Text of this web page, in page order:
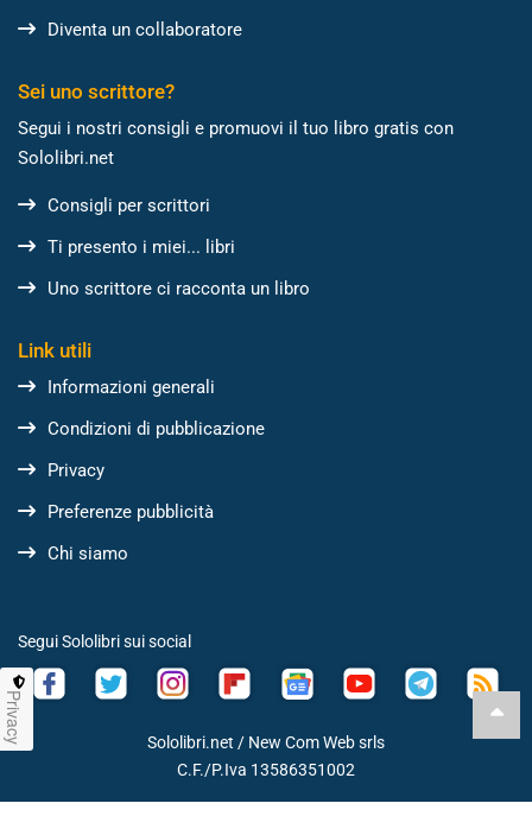
Diventa un collaboratore
Sei uno scrittore?
Segui i nostri consigli e promuovi il tuo libro gratis con
Sololibri.net
Consigli per scrittori
Ti presento i miei... libri
Uno scrittore ci racconta un libro
Link utili
Informazioni generali
Condizioni di pubblicazione
Privacy
Preferenze pubblicità
Chi siamo
Segui Sololibri sui social
Sololibri.net / New Com Web srls
C.F./P.Iva 13586351002
Privacy